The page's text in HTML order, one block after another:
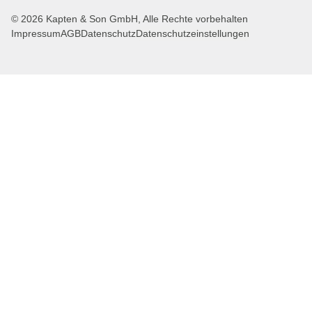
© 2026 Kapten & Son GmbH, Alle Rechte vorbehalten
ImpressumAGBDatenschutzDatenschutzeinstellungen